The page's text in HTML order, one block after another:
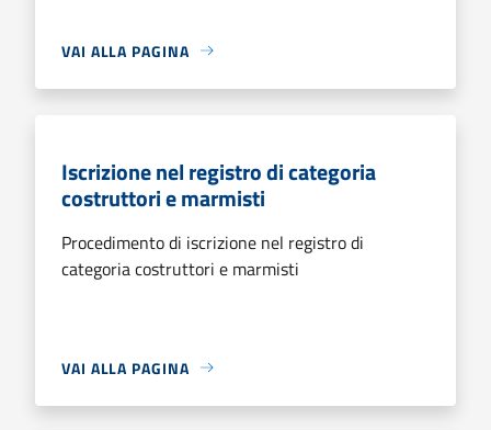
VAI ALLA PAGINA
Iscrizione nel registro di categoria
costruttori e marmisti
Procedimento di iscrizione nel registro di
categoria costruttori e marmisti
VAI ALLA PAGINA